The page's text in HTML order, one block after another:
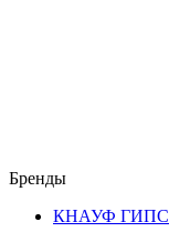
Бренды
КНАУФ ГИПС